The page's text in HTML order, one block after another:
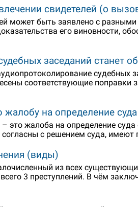
свидетелей (о
может быть заявлено с
его виновности,
заседаний станет
судебных
соответствующие поправки
жалобу на определение
это жалоба на определение
с решением суда, имеют
(виды)
из всех
3 преступлений. В чём